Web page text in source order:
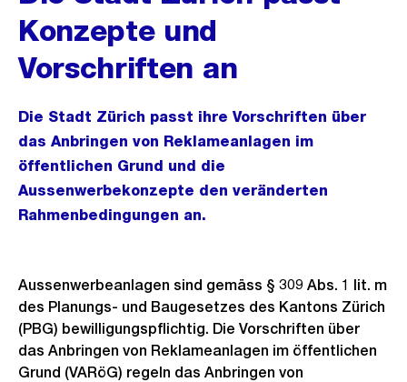
Konzepte und
Vorschriften an
Die Stadt Zürich passt ihre Vorschriften über
das Anbringen von Reklameanlagen im
öffentlichen Grund und die
Aussenwerbekonzepte den veränderten
Rahmenbedingungen an.
Aussenwerbeanlagen sind gemäss § 309 Abs. 1 lit. m
des Planungs- und Baugesetzes des Kantons Zürich
(PBG) bewilligungspﬂichtig. Die Vorschriften über
das Anbringen von Reklameanlagen im öffentlichen
Grund (VARöG) regeln das Anbringen von